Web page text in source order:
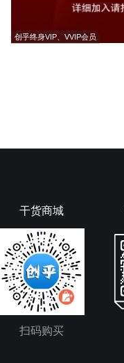
创乎终身VIP、VVIP会员
干货商城
扫码购买